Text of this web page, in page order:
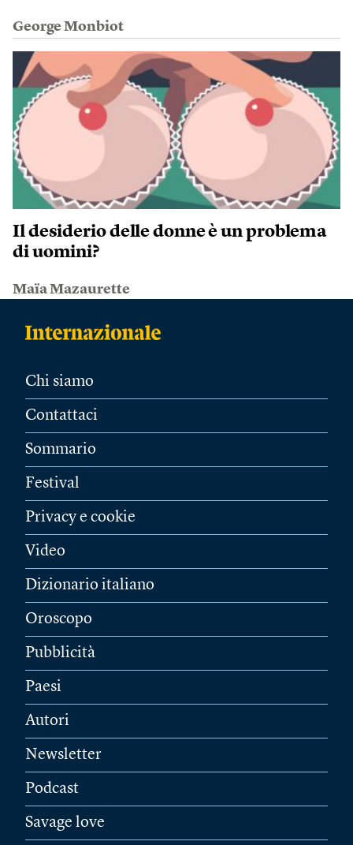
George Monbiot
Il desiderio delle donne è un problema
di uomini?
Maïa Mazaurette
Chi siamo
Contattaci
Sommario
Festival
Privacy e cookie
Video
Dizionario italiano
Oroscopo
Pubblicità
Paesi
Autori
Newsletter
Podcast
Savage love